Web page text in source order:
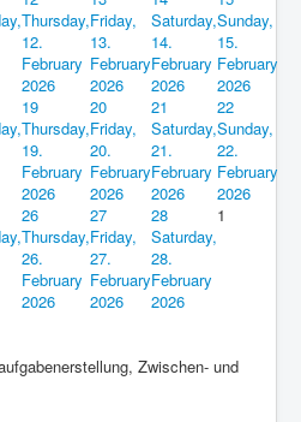
Thursday,
12.
February
2026
Friday,
13.
February
2026
Saturday,
14.
February
2026
Sunday,
15.
February
2026
19
Thursday,
19.
February
2026
20
Friday,
20.
February
2026
21
Saturday,
21.
February
2026
22
Sunday,
22.
February
2026
26
Thursday,
26.
February
2026
27
Friday,
27.
February
2026
28
Saturday,
28.
February
2026
1
Zwischen- und